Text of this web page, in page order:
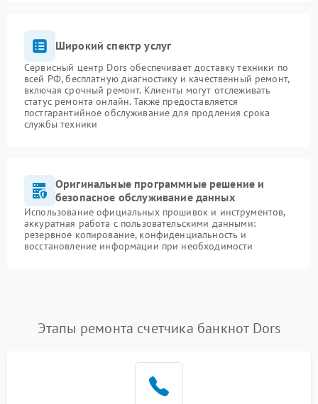
Широкий спектр услуг
Сервисный центр Dors обеспечивает доставку техники по
всей РФ, бесплатную диагностику и качественный ремонт,
включая срочный ремонт. Клиенты могут отслеживать
статус ремонта онлайн. Также предоставляется
постгарантийное обслуживание для продления срока
службы техники
Оригинальные программные решение и
безопасное обслуживание данных
Использование официальных прошивок и инструментов,
аккуратная работа с пользовательскими данными:
резервное копирование, конфиденциальность и
восстановление информации при необходимости
Этапы ремонта счетчика банкнот Dors